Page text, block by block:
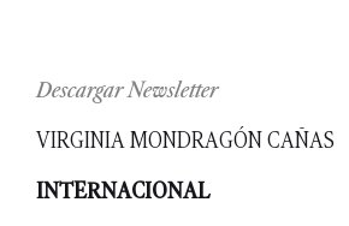
Descargar Newsletter
VIRGINIA MONDRAGÓN CAÑAS
INTERNACIONAL